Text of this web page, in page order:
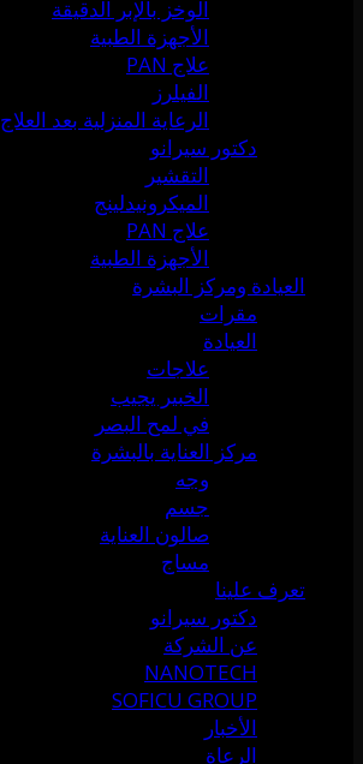
الوخز بالإبر الدقيقة
الأجهزة الطبية
علاج PAN
الفيلرز
الرعاية المنزلية بعد العلاج
دكتور سيرانو
التقشير
الميكرونيدلينج
علاج PAN
الأجهزة الطبية
العيادة ومركز البشرة
مقرات
العيادة
علاجات
الخبير يجيب
في لمح البصر
مركز العناية بالبشرة
وجه
جسم
صالون العناية
مساج
تعرف علينا
دكتور سيرانو
عن الشركة
NANOTECH
SOFICU GROUP
الأخبار
الرعاة